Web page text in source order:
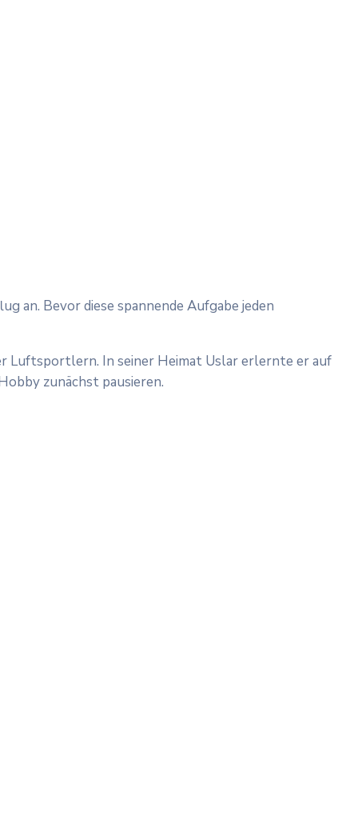
an. Bevor diese spannende Aufgabe jeden
Luftsportlern. In seiner Heimat Uslar erlernte er auf
zunächst pausieren.